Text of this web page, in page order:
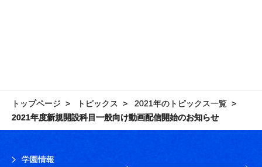
トップページ トピックス
2021年のトピックス一覧
2021年度新規開設科目一般向け動画配信開始のお知らせ
学園情報